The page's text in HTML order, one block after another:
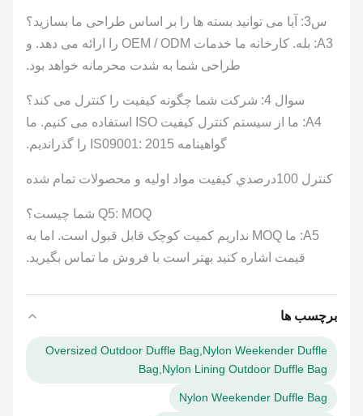
A3: بله. کارخانه ما خدمات OEM / ODM را ارائه می دهد. و
طراحی شما به شدت محرمانه خواهد بود.
سوال 4: شرکت شما چگونه کیفیت را کنترل می کند؟
A4: ما از سیستم کنترل کیفیت ISO استفاده می کنیم. ما
گواهینامه IS09001: 2015 را گذراندیم.
کنترل 100درصدي کیفیت مواد اوليه و محصولات تمام شده
Q5: MOQ شما چیست؟
A5: ما MOQ نداریم کمیت کوچک قابل قبول است. اما به
قیمت اشاره کنید بهتر است با فروش ما تماس بگیرید.
برچسب ها
Oversized Outdoor Duffle Bag,Nylon Weekender Duffle
Bag,Nylon Lining Outdoor Duffle Bag
Nylon Weekender Duffle Bag